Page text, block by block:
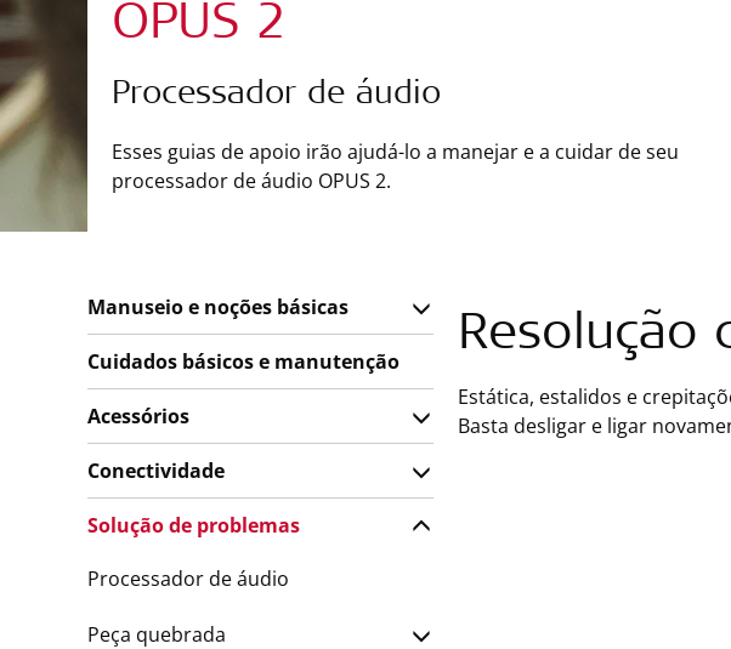
OPUS 2
Processador de áudio
Esses guias de apoio irão ajudá-lo a manejar e a cuidar de seu
processador de áudio OPUS 2.
Resolução
Estática, estalidos e
Basta desligar e ligar
Manuseio e noções básicas
Cuidados básicos e manutenção
Acessórios
Conectividade
Solução de problemas
Processador de áudio
Peça quebrada